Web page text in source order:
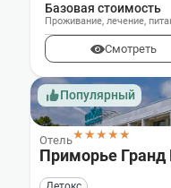
Базовая стоимость
Проживание, лечение,
Смотреть
Популярный
Отель★★★★★
Приморье Гранд